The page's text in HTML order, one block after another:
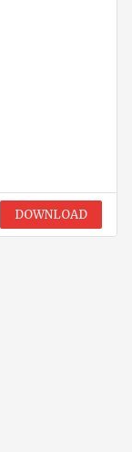
DOWNLOAD